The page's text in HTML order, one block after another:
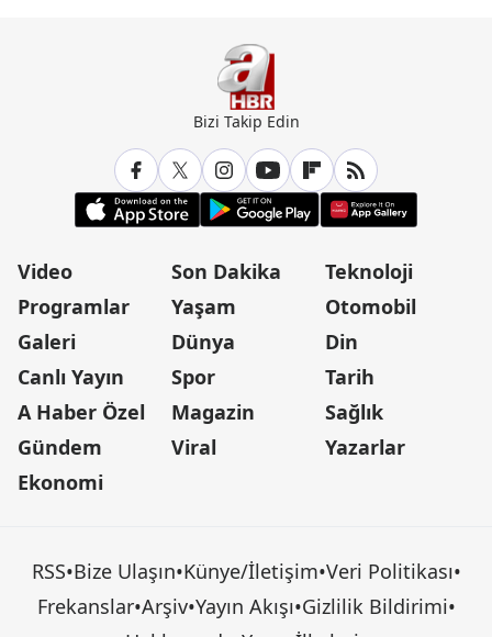
Bizi Takip Edin
Video
Programlar
Galeri
Canlı Yayın
A Haber Özel
Gündem
Ekonomi
Son Dakika
Yaşam
Dünya
Spor
Magazin
Viral
Teknoloji
Otomobil
Din
Tarih
Sağlık
Yazarlar
RSS•Bize Ulaşın•Künye/İletişim•Veri Politikası•
Frekanslar•Arşiv•Yayın Akışı•Gizlilik Bildirimi•